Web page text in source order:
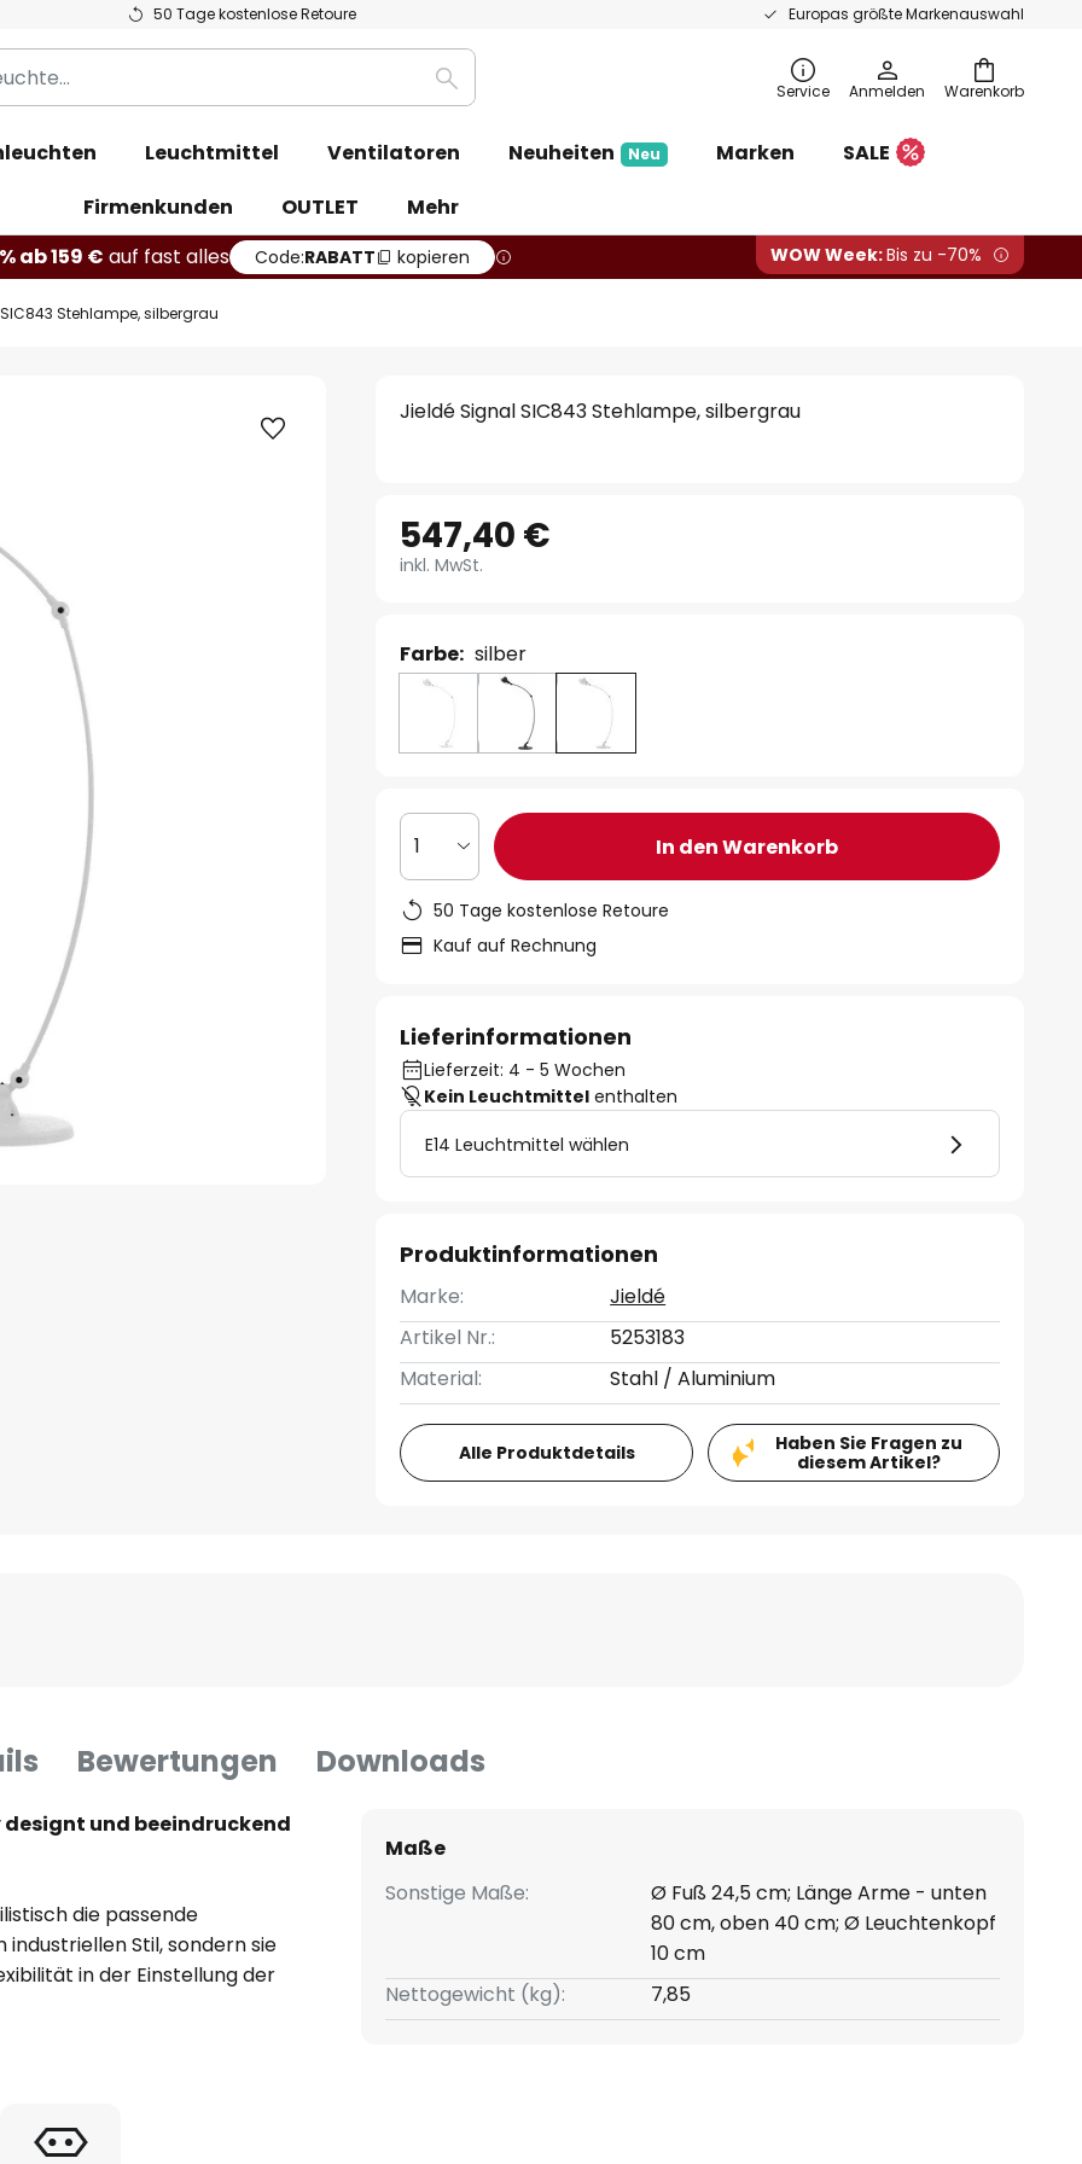
50 Tage kostenlose Retoure Europas größte Markenauswahl
Warenkorb
Suche Service Anmelden
Leuchtmittel Ventilatoren Neuheiten Neu Marken
SALE
Firmenkunden
OUTLET
Mehr
ab 159 € auf fast alles Code:RABATT kopieren WOW Week:Bis zu -70%
Stehlampe, silbergrau
Jieldé Signal SIC843 Stehlampe, silbergrau
547,40 €
inkl. MwSt.
Farbe: silber
1 In den Warenkorb
50 Tage kostenlose Retoure
Kauf auf Rechnung
Lieferinformationen
Lieferzeit: 4 - 5 Wochen
Kein Leuchtmittel enthalten
E14 Leuchtmittel wählen
Produktinformationen
Marke:
Jieldé
Artikel Nr.:
5253183
Material:
Stahl / Aluminium
Alle Produktdetails
Haben Sie Fragen zu
diesem Artikel?
Bewertungen Downloads
und beeindruckend
die passende
industriellen Stil, sondern sie
in der Einstellung der
1950er-Jahren die
Beweglichkeit und somit
Die Serie Loft zählt
Maße
Sonstige Maße:
Ø Fuß 24,5 cm; Länge Arme - unten
80 cm, oben 40 cm; Ø Leuchtenkopf
10 cm
Nettogewicht (kg):
7,85